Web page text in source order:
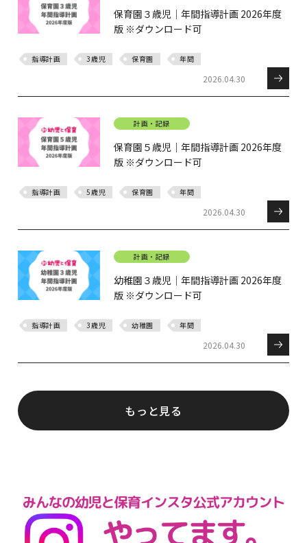
保育園３歳児｜年間指導計画 2026年度
版 ※ダウンロード可
指導計画 3歳児 保育園 年間
2026.04.30
計画・記録
保育園５歳児｜年間指導計画 2026年度
版 ※ダウンロード可
指導計画 5歳児 保育園 年間
2026.04.30
計画・記録
幼稚園３歳児｜年間指導計画 2026年度
版 ※ダウンロード可
指導計画 3歳児 幼稚園 年間
2026.04.30
もっと見る